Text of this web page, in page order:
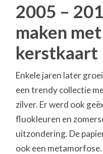
2005 –
maken
kerstkaart
Enkele jaren later
een trendy collectie
zilver. Er werd ook
fluokleuren en
uitzondering. De
ook een